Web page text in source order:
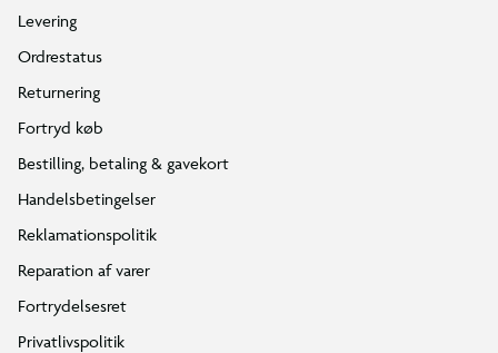
Levering
Ordrestatus
Returnering
Fortryd køb
Bestilling, betaling & gavekort
Handelsbetingelser
Reklamationspolitik
Reparation af varer
Fortrydelsesret
Privatlivspolitik